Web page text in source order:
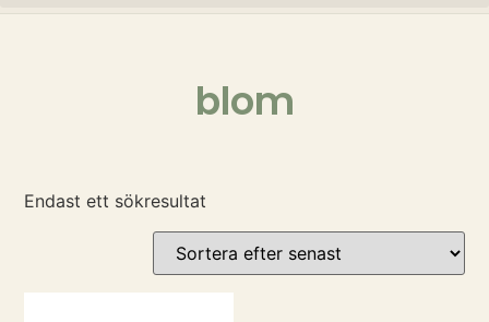
blom
Endast ett sökresultat